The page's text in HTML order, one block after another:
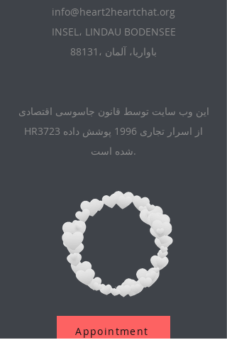
info@heart2heartchat.org
INSEL، LINDAU BODENSEE
88131، باواریا، آلمان
این وب سایت توسط قانون جاسوسی اقتصادی
HR3723 از اسرار تجاری 1996 پوشش داده
شده است.
Appointment